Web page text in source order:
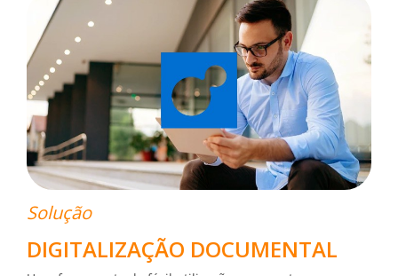
Solução
DIGITALIZAÇÃO DOCUMENTAL